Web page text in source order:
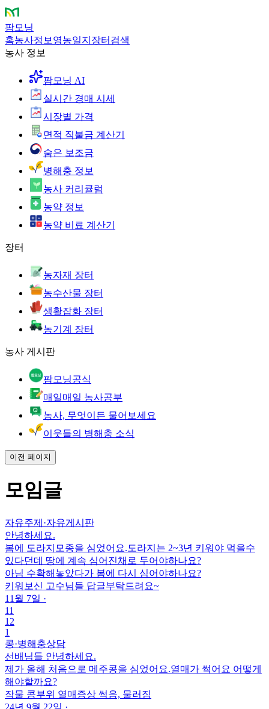
팜모닝
홈농사정보 영농일지 장터 검색
농사 정보
팜모닝 AI
실시간 경매 시세
시장별 가격
면적 직불금 계산기
숨은 보조금
병해충 정보
농사 커리큘럼
농약 정보
농약 비료 계산기
장터
농자재 장터
농수산물 장터
생활잡화 장터
농기계 장터
농사 게시판
팜모닝공식
매일매일 농사공부
농사, 무엇이든 물어보세요
이웃들의 병해충 소식
이전 페이지
모임글
자유주제 ·자유게시판
안녕하세요.
봄에 도라지모종을 심었어요.도라지는 2~3년 키워야 먹을수
있다던데 땅에 계속 심어진채로 두어야하나요?
아님 수확해놓았다가 봄에 다시 심어야하나요?
키워보신 고수님들 답글부탁드려요~
11월 7일 ·
11
12
1
콩·병해충상담
선배님들 안녕하세요.
제가 올해 처음으로 메주콩을 심었어요.열매가 썩어요 어떻게
해야할까요?
작물 콩부위 열매 증상 썩음, 물러짐
24년 9월 22일 ·